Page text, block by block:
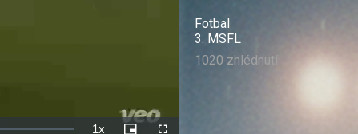
1x
Fotbal
3. MSFL
1020 zhlédnutí